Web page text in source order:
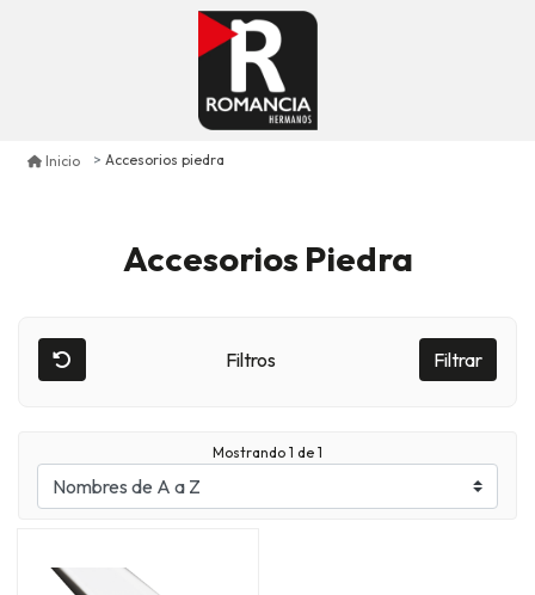
Inicio Accesorios piedra
Accesorios Piedra
Filtros Filtrar
Mostrando 1 de 1